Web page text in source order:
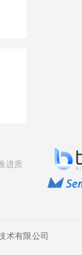
进质
有限公司